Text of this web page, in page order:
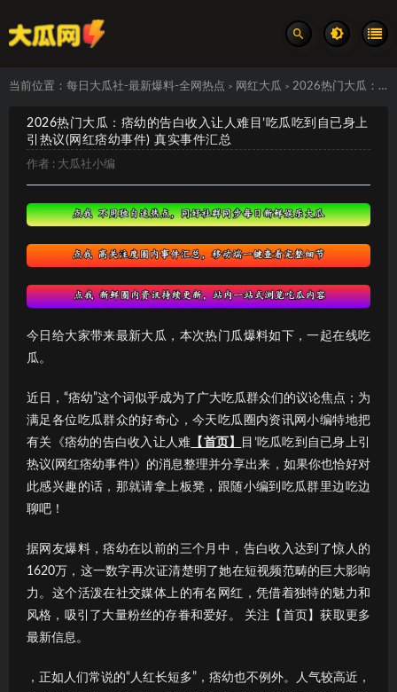
当前位置： 每日大瓜社-最新爆料-全网热点 > 网红大瓜 > 2026热门大瓜：痞幼的告白收入让人难目’吃瓜吃到自已身上引热议(网红痞幼事件) 真实事件汇总
2026热门大瓜：痞幼的告白收入让人难目’吃瓜吃到自已身上
引热议(网红痞幼事件) 真实事件汇总
作者 : 大瓜社小编
今日给大家带来最新大瓜，本次热门瓜爆料如下，一起在线吃
瓜。
近日，“痞幼”这个词似乎成为了广大吃瓜群众们的议论焦点；为
满足各位吃瓜群众的好奇心，今天吃瓜圈内资讯网小编特地把
有关《痞幼的告白收入让人难 【首页】
目’吃瓜吃到自已身上引
热议(网红痞幼事件)》的消息整理并分享出来，如果你也恰好对
此感兴趣的话，那就请拿上板凳，跟随小编到吃瓜群里边吃边
聊吧！
据网友爆料，痞幼在以前的三个月中，告白收入达到了惊人的
1620万，这一数字再次证清楚明了她在短视频范畴的巨大影响
力。这个活泼在社交媒体上的有名网红，凭借着独特的魅力和
风格，吸引了大量粉丝的存眷和爱好。 关注【首页】获取更多
最新信息。
，正如人们常说的“人红长短多”，痞幼也不例外。人气较高近，